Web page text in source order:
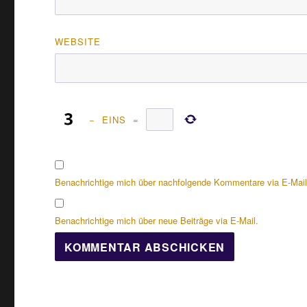
WEBSITE
− EINS =
Benachrichtige mich über nachfolgende Kommentare via E-
Benachrichtige mich über neue Beiträge via E-Mail.